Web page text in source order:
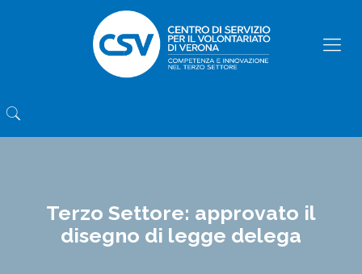
Terzo Settore: approvato il
disegno di legge delega